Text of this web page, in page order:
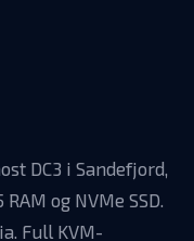
DC3 i Sandefjord,
og NVMe SSD.
Full KVM-